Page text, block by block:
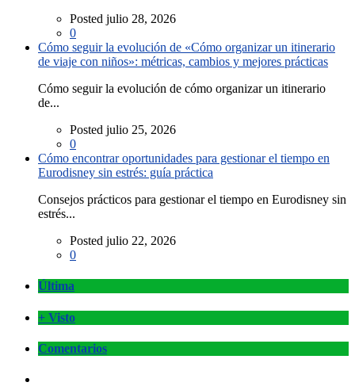
Posted julio 28, 2026
0
Cómo seguir la evolución de «Cómo organizar un itinerario
de viaje con niños»: métricas, cambios y mejores prácticas
Cómo seguir la evolución de cómo organizar un itinerario
de...
Posted julio 25, 2026
0
Cómo encontrar oportunidades para gestionar el tiempo en
Eurodisney sin estrés: guía práctica
Consejos prácticos para gestionar el tiempo en Eurodisney sin
estrés...
Posted julio 22, 2026
0
Última
+ Visto
Comentarios